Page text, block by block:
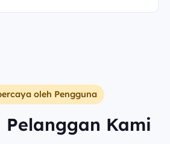
oleh Pengguna
Kami